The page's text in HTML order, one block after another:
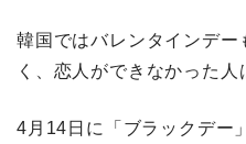
韓国ではバレンタインデー
く、恋人ができなかった人
4月14日に「ブラックデー